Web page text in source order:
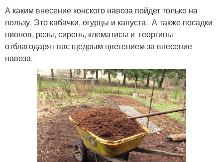
А каким внесение конского навоза пойдет только на
пользу. Это кабачки, огурцы и капуста. А также посадки
пионов, розы, сирень, клематисы и георгины
отблагодарят вас щедрым цветением за внесение
навоза.